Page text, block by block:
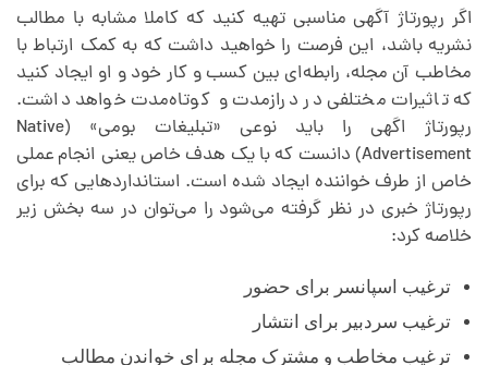
ع
ل
ت
پ
ر
ط
اگر رپورتاژ آگهی مناسبی تهیه کنید که کاملا مشابه با مطالب
نشریه باشد، این فرصت را خواهید داشت که به کمک ارتباط با
مخاطب آن مجله، رابطه‌ای بین کسب و کار خود و او ایجاد کنید
که تاثیرات مختلفی در درازمدت و کوتاه‌مدت خواهد داشت.
رپورتاژ اگهی را باید نوعی «تبلیغات بومی» (Native
Advertisement) دانست که با یک هدف خاص یعنی انجام عملی
خاص از طرف خواننده ایجاد شده است. استانداردهایی که برای
رپورتاژ خبری در نظر گرفته می‌شود را می‌توان در سه بخش زیر
خلاصه کرد:
ترغیب اسپانسر برای حضور
ترغیب سردبیر برای انتشار
ترغیب مخاطب و مشترک مجله برای خواندن مطالب